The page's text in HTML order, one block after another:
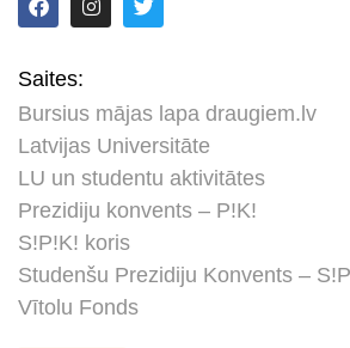
Saites:
Bursius mājas lapa draugiem.lv
Latvijas Universitāte
LU un studentu aktivitātes
Prezidiju konvents – P!K!
S!P!K! koris
Studenšu Prezidiju Konvents –
Vītolu Fonds